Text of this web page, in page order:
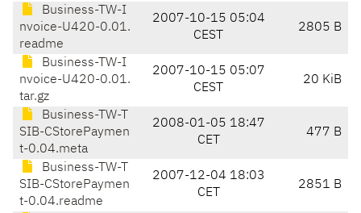
Business-TW-I
nvoice-U420-0.01.
readme
2007-10-15 05:04
CEST
2805 B
Business-TW-I
nvoice-U420-0.01.
tar.gz
2007-10-15 05:07
CEST
20 KiB
Business-TW-T
SIB-CStorePaymen
t-0.04.meta
2008-01-05 18:47
CET
477 B
Business-TW-T
SIB-CStorePaymen
t-0.04.readme
2007-12-04 18:03
CET
2851 B